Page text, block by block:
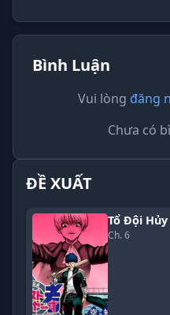
Bình Luận
Vui lòng đăng
Chưa có
ĐỀ XUẤT
Tổ Đội
Ch. 6